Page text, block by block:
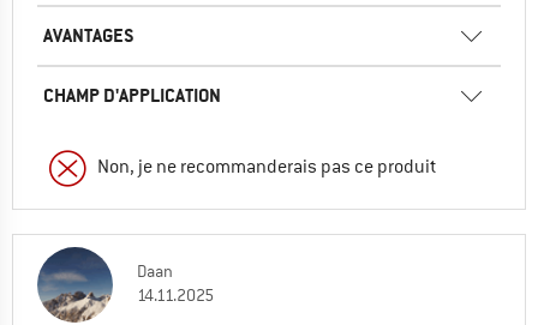
AVANTAGES
CHAMP D'APPLICATION
Non, je ne recommanderais pas ce produit
Daan
14.11.2025